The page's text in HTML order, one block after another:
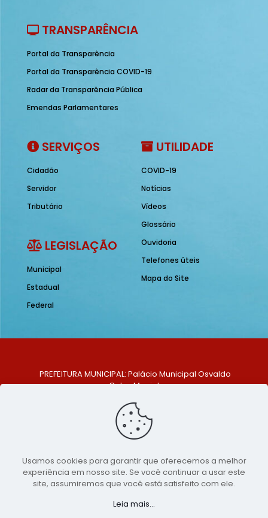
TRANSPARÊNCIA
Portal da Transparência
Portal da Transparência COVID-19
Radar da Transparência Pública
Emendas Parlamentares
SERVIÇOS
Cidadão
Servidor
Tributário
LEGISLAÇÃO
Municipal
Estadual
Federal
UTILIDADE
COVID-19
Notícias
Vídeos
Glossário
Ouvidoria
Telefones úteis
Mapa do Site
PREFEITURA MUNICIPAL: Palácio Municipal Osvaldo
Celso Maciel
Centro, São Bento do Una - PE. CEP: 553370-128
TELEFONE: (81) 99548-1569
E-MAIL: ouvidoria@saobentodouna.pe.gov.br
Copyright 2021-2026 - Assessoria de Comunicação da
Prefeitura de São Bento do Una - PE
Página desenvolvida pela agência de
Usamos cookies para garantir que oferecemos a melhor
experiência em nosso site. Se você continuar a usar este
site, assumiremos que você está satisfeito com ele.
Leia mais...